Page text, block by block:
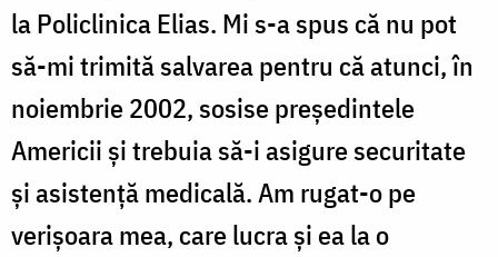
la Policlinica Elias. Mi s-a spus că nu pot
să-mi trimită salvarea pentru că atunci, în
noiembrie 2002, sosise preşedintele
Americii şi trebuia să-i asigure securitate
şi asistenţă medicală. Am rugat-o pe
verişoara mea, care lucra şi ea la o